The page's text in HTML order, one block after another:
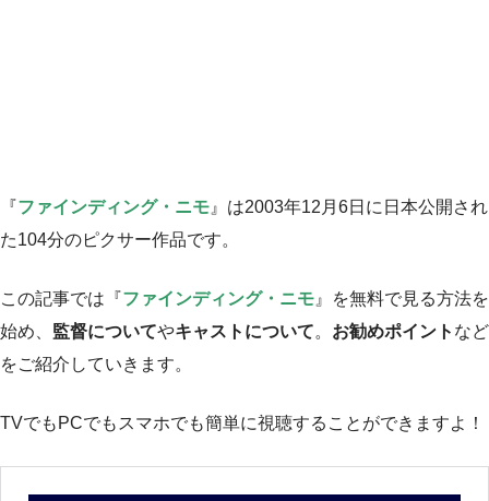
『ファインディング・ニモ 』は2003年12月6日に日本公開され
た104分のピクサー作品です。
この記事では『ファインディング・ニモ 』を無料で見る方法を
始め、 監督についてやキャストについて。 お勧めポイント など
をご紹介していきます。
TVでもPCでもスマホでも簡単に視聴することができますよ！